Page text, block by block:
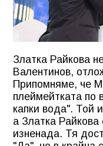
Златка Райкова
Валентинов,
Припомняме, че
плеймейтката по
капки вода". Той
а Златка Райкова
изненада. Тя